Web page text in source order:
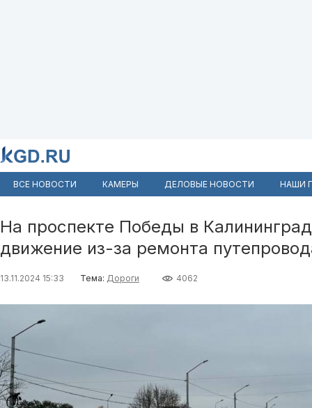
ВСЕ НОВОСТИ КАМЕРЫ ДЕЛОВЫЕ НОВОСТИ НАШИ
На проспекте Победы в
движение из-за ремонта
13.11.2024 15:33 Тема: Дороги 4062